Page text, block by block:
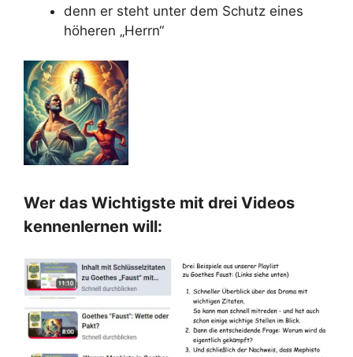
denn er steht unter dem Schutz eines
höheren „Herrn“
Wer das Wichtigste mit drei Videos
kennenlernen will: